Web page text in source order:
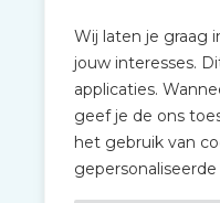
Wij laten je graag
jouw interesses.
applicaties.
geef je de ons
het gebruik van